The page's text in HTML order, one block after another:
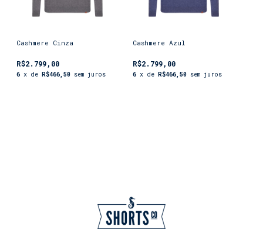
Cashmere Cinza
R$2.799,00
6 x de R$466,50 sem juros
Cashmere Azul
R$2.799,00
6 x de R$466,50 sem juros